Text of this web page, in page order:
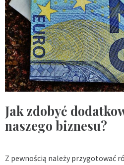
Jak zdobyć
naszego biznesu?
Z pewnością należy przygotować